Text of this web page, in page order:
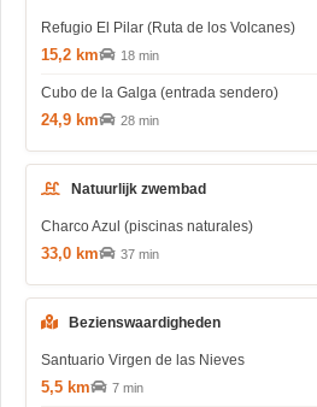
Refugio El Pilar (Ruta de los Volcanes)
15,2 km 18 min
Cubo de la Galga (entrada sendero)
24,9 km 28 min
Natuurlijk zwembad
Charco Azul (piscinas naturales)
33,0 km 37 min
Bezienswaardigheden
Santuario Virgen de las Nieves
5,5 km 7 min